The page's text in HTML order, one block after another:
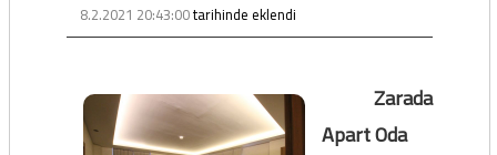
8.2.2021 20:43:00tarihinde eklendi
Zarada
Apart Oda